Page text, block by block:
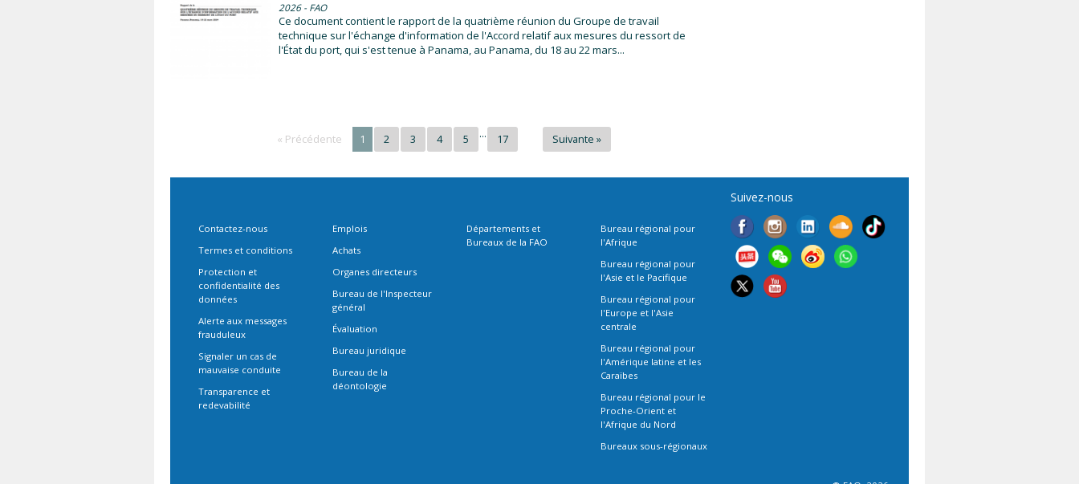
2026- FAO
Ce document contient le rapport de la quatrième réunion du Groupe de travail
technique sur l'échange d'information de l'Accord relatif aux mesures du ressort de
l'État du port, qui s'est tenue à Panama, au Panama, du 18 au 22 mars...
« Précédente 1 2 3 4 5 ... 17 Suivante »
Contactez-nous
Termes et conditions
Protection et
confidentialité des
données
Alerte aux messages
frauduleux
Signaler un cas de
mauvaise conduite
Transparence et
redevabilité
Emplois
Achats
Organes directeurs
Bureau de l'Inspecteur
général
Évaluation
Bureau juridique
Bureau de la
déontologie
Départements et
Bureaux de la FAO
Bureau régional pour
l'Afrique
Bureau régional pour
l'Asie et le Pacifique
Bureau régional pour
l'Europe et l'Asie
centrale
Bureau régional pour
l'Amérique latine et les
Caraïbes
Bureau régional pour le
Proche-Orient et
l'Afrique du Nord
Bureaux sous-régionaux
Suivez-nous